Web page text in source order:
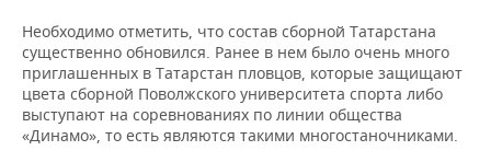
Необходимо отметить, что состав сборной Татарстана
существенно обновился. Ранее в нем было очень много
приглашенных в Татарстан пловцов, которые защищают
цвета сборной Поволжского университета спорта либо
выступают на соревнованиях по линии общества
«Динамо», то есть являются такими многостаночниками.